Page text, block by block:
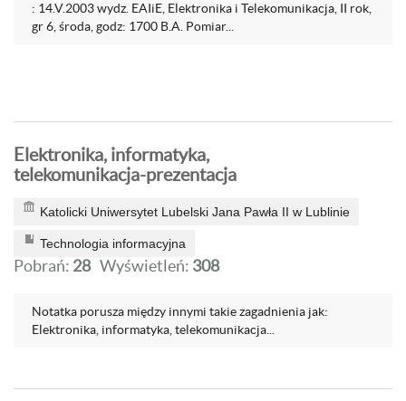
: 14.V.2003 wydz. EAIiE, Elektronika i Telekomunikacja, II rok,
gr 6, środa, godz: 1700 B.A. Pomiar...
Elektronika, informatyka,
telekomunikacja-prezentacja
Katolicki Uniwersytet Lubelski Jana Pawła II w Lublinie
Technologia informacyjna
Pobrań: 28 Wyświetleń: 308
Notatka porusza między innymi takie zagadnienia jak:
Elektronika, informatyka, telekomunikacja...